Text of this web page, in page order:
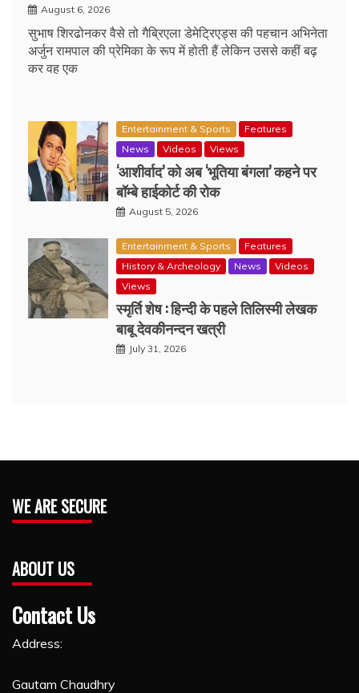
August 6, 2026
सुभाष शिरढोनकर वैसे तो गैब्रिएला डेमेट्रिएड्स की पहचान अभिनेता
अर्जुन रामपाल की प्रेमिका के रूप में होती हैं लेकिन उससे कहीं बढ़
कर वह एक
Entertainment & Sports
Features
News
Videos Views
‘आशीर्वाद’ को अब ‘भूतिया बंगला’ कहने पर
बॉम्बे हाईकोर्ट की रोक
August 5, 2026
Entertainment & Sports
Features
History & Archeology
News
Videos
Views
स्मृर्ति शेष : हिन्दी के पहले तिलिस्मी लेखक
बाबू देवकीनन्दन खत्री
July 31, 2026
WE ARE SECURE
ABOUT US
Contact Us
Address:
Gautam Chaudhry